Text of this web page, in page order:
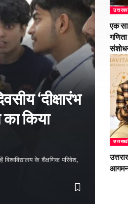
‘दीक्षारंभ
किया
विश्वविद्यालय के शैक्षणिक परिवेश,
एक